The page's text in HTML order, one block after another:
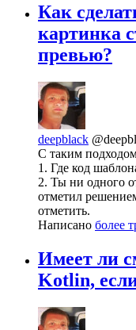
Как
картинка
превью?
deepblack
С таким
1. Где код
2. Ты ни одного
отметил
отметить.
Написано более
Имеет ли
Kotlin,